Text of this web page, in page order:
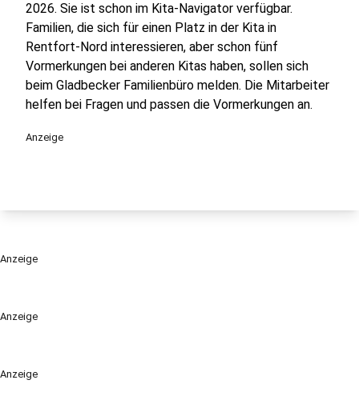
Anzeige
Anzeige
2026. Sie ist schon im Kita-Navigator verfügbar.
Familien, die sich für einen Platz in der Kita in
Rentfort-Nord interessieren, aber schon fünf
Vormerkungen bei anderen Kitas haben, sollen sich
beim Gladbecker Familienbüro melden. Die Mitarbeiter
helfen bei Fragen und passen die Vormerkungen an.
Anzeige
Anzeige